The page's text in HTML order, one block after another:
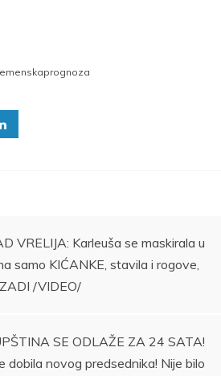
VRELIJA: Karleuša se maskirala u
samo KIĆANKE, stavila i rogove,
/VIDEO/
SE ODLAŽE ZA 24 SATA!
dobila novog predsednika! Nije bilo